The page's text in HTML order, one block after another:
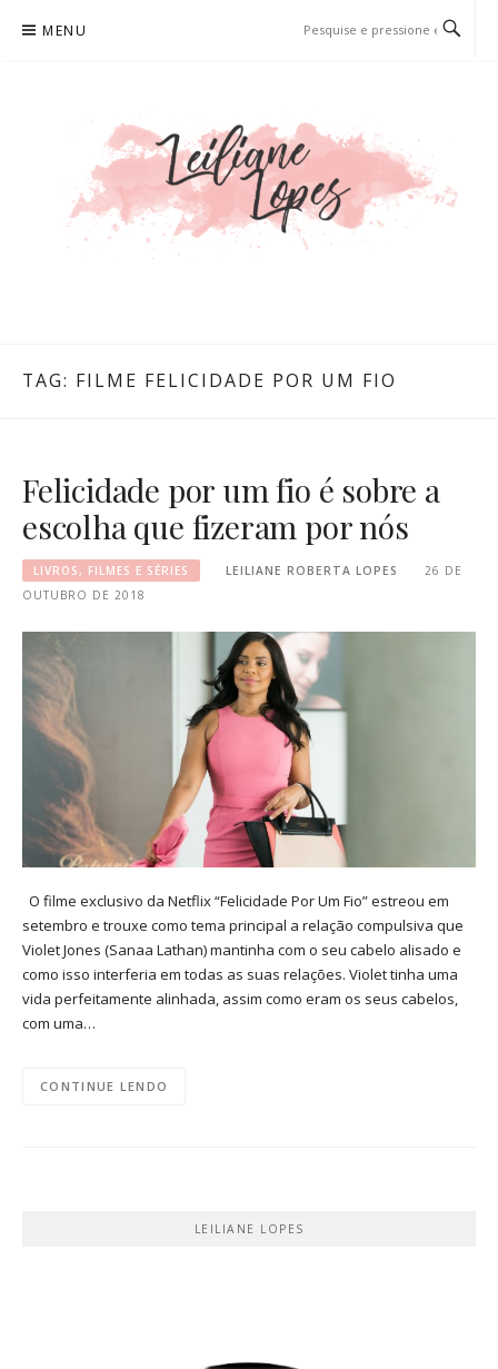
para
MENU
TAG: FILME FELICIDADE POR UM FIO
Felicidade por um fio é sobre a
escolha que fizeram por nós
LIVROS, FILMES E SÉRIES LEILIANE ROBERTA LOPES
26 DE
OUTUBRO DE 2018
O filme exclusivo da Netflix “Felicidade Por Um Fio” estreou em
setembro e trouxe como tema principal a relação compulsiva que
Violet Jones (Sanaa Lathan) mantinha com o seu cabelo alisado e
como isso interferia em todas as suas relações. Violet tinha uma
vida perfeitamente alinhada, assim como eram os seus cabelos,
com uma…
CONTINUE LENDO
LEILIANE LOPES